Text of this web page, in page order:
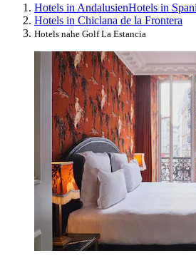
Hotels in AndalusienHotels in
Hotels in Chiclana de la Frontera
Hotels nahe Golf La Estancia